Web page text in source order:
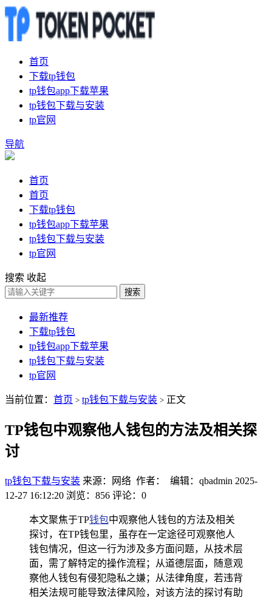
首页
下载tp钱包
tp钱包app下载苹果
tp钱包下载与安装
tp官网
导航
首页
首页
下载tp钱包
tp钱包app下载苹果
tp钱包下载与安装
tp官网
搜索 收起
搜索
最新推荐
下载tp钱包
tp钱包app下载苹果
tp钱包下载与安装
tp官网
当前位置： 首页 > tp钱包下载与安装 > 正文
TP钱包中观察他人钱包的方法及相关探
讨
tp钱包下载与安装 来源：网络 作者： 编辑：qbadmin 2025-
12-27 16:12:20 浏览：856 评论：0
本文聚焦于TP钱包中观察他人钱包的方法及相关
探讨，在TP钱包里，虽存在一定途径可观察他人
钱包情况，但这一行为涉及多方面问题，从技术层
面，需了解特定的操作流程；从道德层面，随意观
察他人钱包有侵犯隐私之嫌；从法律角度，若违背
相关法规可能导致法律风险，对该方法的探讨有助